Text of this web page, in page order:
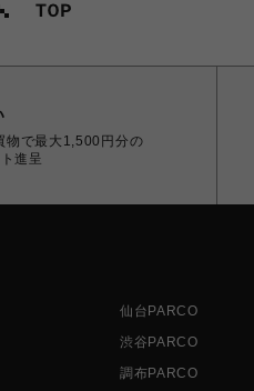
物で最大1,500円分の
進呈
仙台PARCO
渋谷PARCO
調布PARCO